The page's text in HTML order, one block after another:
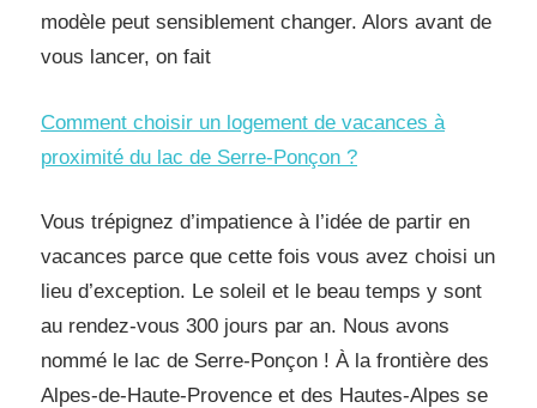
modèle peut sensiblement changer. Alors avant de
vous lancer, on fait
Comment choisir un logement de vacances à
proximité du lac de Serre-Ponçon ?
Vous trépignez d’impatience à l’idée de partir en
vacances parce que cette fois vous avez choisi un
lieu d’exception. Le soleil et le beau temps y sont
au rendez-vous 300 jours par an. Nous avons
nommé le lac de Serre-Ponçon ! À la frontière des
Alpes-de-Haute-Provence et des Hautes-Alpes se